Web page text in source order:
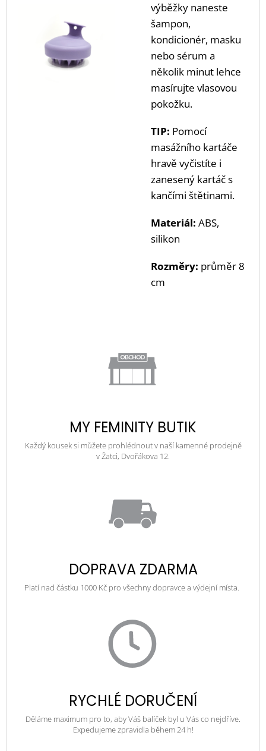
výběžky naneste
šampon,
kondicionér, masku
nebo sérum a
několik minut lehce
masírujte vlasovou
pokožku.
TIP: Pomocí
masážního kartáče
hravě vyčistíte i
zanesený kartáč s
kančími štětinami.
Materiál: ABS,
silikon
Rozměry: průměr 8
cm
MY FEMINITY BUTIK
Každý kousek si můžete prohlédnout v naší kamenné prodejně
v Žatci, Dvořákova 12.
DOPRAVA ZDARMA
Platí nad částku 1000 Kč pro všechny dopravce a výdejní místa.
RYCHLÉ DORUČENÍ
Děláme maximum pro to, aby Váš balíček byl u Vás co nejdříve.
Expedujeme zpravidla během 24 h!